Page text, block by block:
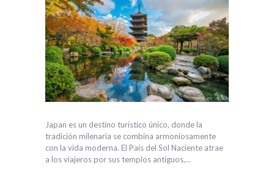
Japan es un destino turístico único, donde la
tradición milenaria se combina armoniosamente
con la vida moderna. El País del Sol Naciente atrae
a los viajeros por sus templos antiguos,…